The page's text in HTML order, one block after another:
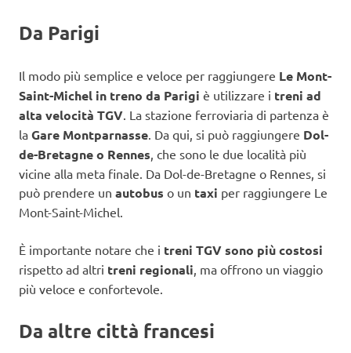
Da Parigi
Il modo più semplice e veloce per raggiungere Le Mont-
Saint-Michel in treno da Parigi è utilizzare i treni ad
alta velocità TGV. La stazione ferroviaria di partenza è
la Gare Montparnasse. Da qui, si può raggiungere Dol-
de-Bretagne o Rennes, che sono le due località più
vicine alla meta finale. Da Dol-de-Bretagne o Rennes, si
può prendere un autobus o un taxi per raggiungere Le
Mont-Saint-Michel.
È importante notare che i treni TGV sono più costosi
rispetto ad altri treni regionali, ma offrono un viaggio
più veloce e confortevole.
Da altre città francesi